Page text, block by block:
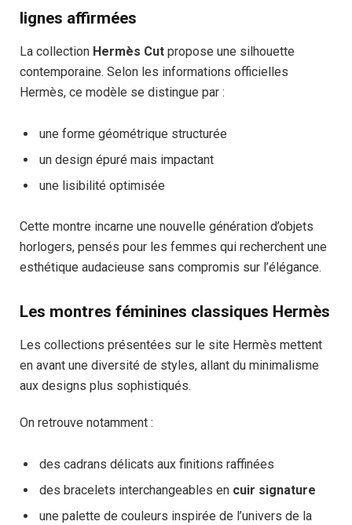
lignes affirmées
La collection Hermès Cut propose une silhouette
contemporaine. Selon les informations officielles
Hermès, ce modèle se distingue par :
une forme géométrique structurée
un design épuré mais impactant
une lisibilité optimisée
Cette montre incarne une nouvelle génération d’objets
horlogers, pensés pour les femmes qui recherchent une
esthétique audacieuse sans compromis sur l’élégance.
Les montres féminines classiques Hermès
Les collections présentées sur le site Hermès mettent
en avant une diversité de styles, allant du minimalisme
aux designs plus sophistiqués.
On retrouve notamment :
des cadrans délicats aux finitions raffinées
des bracelets interchangeables en cuir signature
une palette de couleurs inspirée de l’univers de la